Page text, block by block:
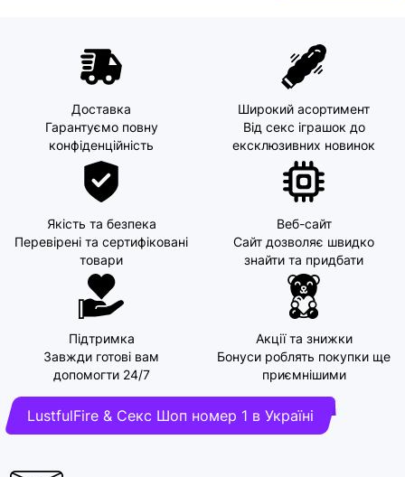
Доставка
Гарантуємо повну
конфіденційність
Широкий асортимент
Від секс іграшок до
ексклюзивних новинок
Якість та безпека
Перевірені та сертифіковані
товари
Веб-сайт
Сайт дозволяє швидко
знайти та придбати
Підтримка
Завжди готові вам
допомогти 24/7
Акції та знижки
Бонуси роблять покупки ще
приємнішими
LustfulFire & Секс Шоп номер 1 в Україні